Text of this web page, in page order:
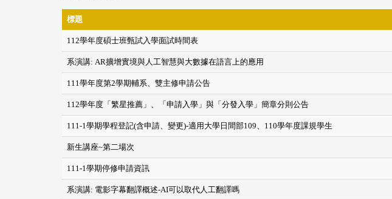
標題
112學年度碩士班甄試入學面試時間表
系演講: AR擴增實境與人工智慧與大數據在語言上的應用
111學年度第2學期輔系、雙主修申請公告
112學年度「繁星推薦」、「申請入學」與「分發入學」簡章分則公告
111-1學期學程登記(含申請、變更)-適用大學日間部109、110學年度課規學生
新生講座~第二場次
111-1學期停修申請資訊
系演講: 電影字幕翻譯概述-AI可以取代人工翻譯嗎